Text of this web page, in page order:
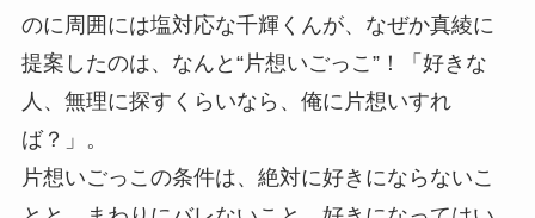
のに周囲には塩対応な千輝くんが、なぜか真綾に
提案したのは、なんと“片想いごっこ”！「好きな
人、無理に探すくらいなら、俺に片想いすれ
ば？」。
片想いごっこの条件は、絶対に好きにならないこ